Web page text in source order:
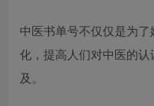
中医书单号不仅仅是为
化，提高人们对中医的
及。